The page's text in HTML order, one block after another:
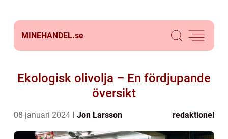
MINEHANDEL.se
Ekologisk olivolja – En fördjupande
översikt
08 januari 2024 Jon Larsson redaktionel